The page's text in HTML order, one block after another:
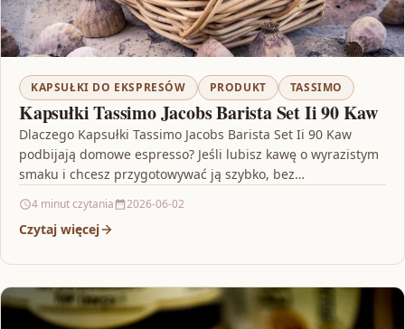
KAPSUŁKI DO EKSPRESÓW PRODUKT TASSIMO
Kapsułki Tassimo Jacobs Barista Set Ii 90 Kaw
Dlaczego Kapsułki Tassimo Jacobs Barista Set Ii 90 Kaw
podbijają domowe espresso? Jeśli lubisz kawę o wyrazistym
smaku i chcesz przygotowywać ją szybko, bez…
4 minut czytania 2026-06-02
Czytaj więcej